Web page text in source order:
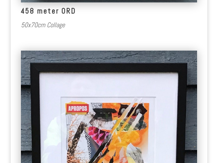
458 meter ORD
50x70cm Collage